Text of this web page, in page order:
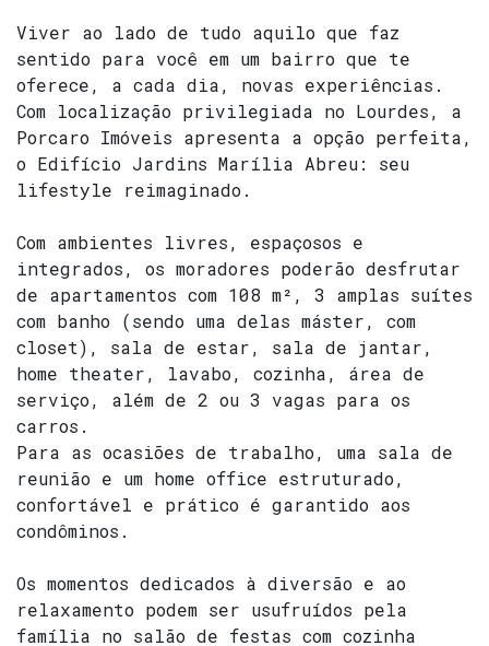
Viver ao lado de tudo aquilo que faz
sentido para você em um bairro que te
oferece, a cada dia, novas experiências.
Com localização privilegiada no Lourdes, a
Porcaro Imóveis apresenta a opção perfeita,
o Edifício Jardins Marília Abreu: seu
lifestyle reimaginado.
Com ambientes livres, espaçosos e
integrados, os moradores poderão desfrutar
de apartamentos com 108 m², 3 amplas suítes
com banho (sendo uma delas máster, com
closet), sala de estar, sala de jantar,
home theater, lavabo, cozinha, área de
serviço, além de 2 ou 3 vagas para os
carros.
Para as ocasiões de trabalho, uma sala de
reunião e um home office estruturado,
confortável e prático é garantido aos
condôminos.
Os momentos dedicados à diversão e ao
relaxamento podem ser usufruídos pela
família no salão de festas com cozinha